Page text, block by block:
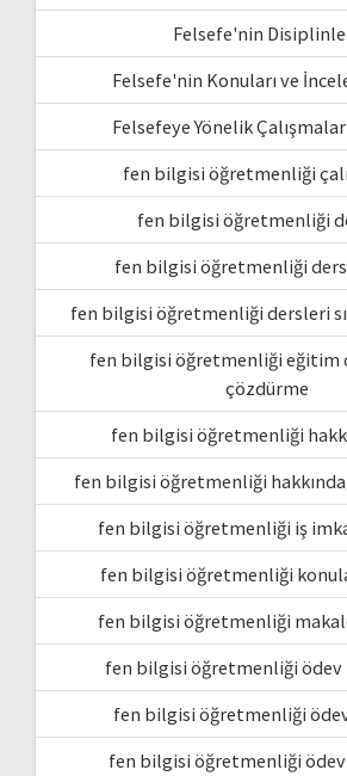
Felsefe'nin
Felsefe'nin Konuları ve
Felsefeye Yönelik
fen bilgisi öğretmenliği
fen bilgisi öğretmenliği
fen bilgisi öğretmenliği
fen bilgisi öğretmenliği dersleri
fen bilgisi öğretmenliği eğitim
çözdürme
fen bilgisi öğretmenliği
fen bilgisi öğretmenliği
fen bilgisi öğretmenliği iş
fen bilgisi öğretmenliği
fen bilgisi öğretmenliği
fen bilgisi öğretmenliği ödev
fen bilgisi öğretmenliği
fen bilgisi öğretmenliği